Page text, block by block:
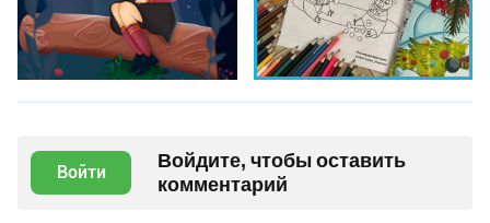
Войти
Войдите, чтобы оставить
комментарий